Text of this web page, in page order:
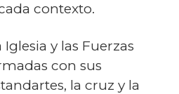
contexto.
Iglesia y las Fuerzas
con sus
la cruz y la